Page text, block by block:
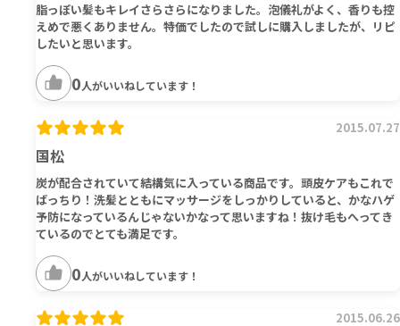
脂っぽい髪もキレイさらさらになりました。泡儀礼がよく、香りも控
えめで悪くありません。特価でしたので試しに購入しましたが、リピ
したいと思います。
0人がいいねしています！
国松
2015.07.27
炭が配合されていて結構気に入っている商品です。頭皮ケアもこれで
ばっちり！洗髪とともにマッサージをしっかりしていると、かなハゲ
予防になっているんじゃないかなって思いますね！抜け毛もへってき
ているのでとても満足です。
0人がいいねしています！
2015.06.26